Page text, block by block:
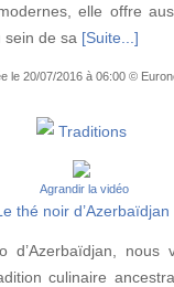
elle offre
sein de sa [Suite...]
le 20/07/2016 à 06:00 ©
Traditions
Agrandir la vidéo
thé noir d’Azerbaïdjan
d’Azerbaïdjan, nous
culinaire